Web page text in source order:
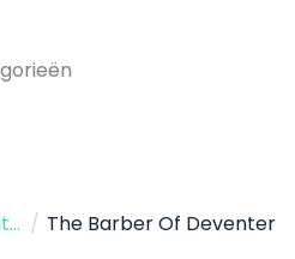
Deventer / The Barber Of Deventer